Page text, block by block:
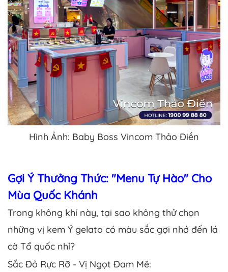
Hình Ảnh: Baby Boss Vincom Thảo Điền
Gợi Ý Thưởng Thức: "Menu Tự Hào" Cho
Mùa Quốc Khánh
Trong không khí này, tại sao không thử chọn
những vị kem Ý gelato có màu sắc gợi nhớ đến lá
cờ Tổ quốc nhỉ?
Sắc Đỏ Rực Rỡ - Vị Ngọt Đam Mê: